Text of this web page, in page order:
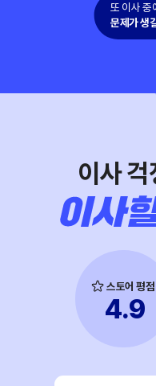
또 이사 중
문제가 생
이사
4.9
스토어 평점